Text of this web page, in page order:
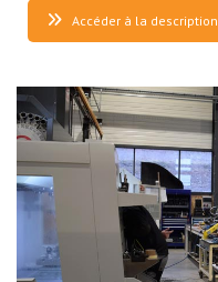
Accéder à la description